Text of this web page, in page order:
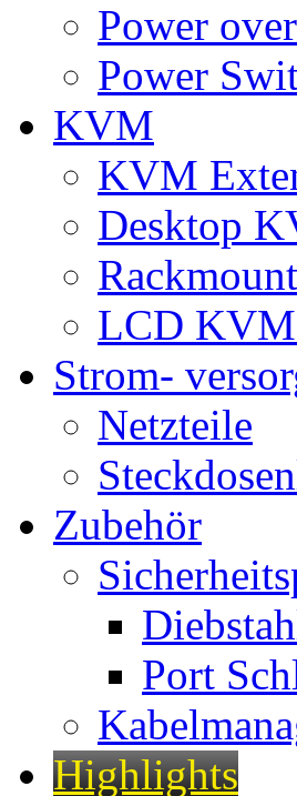
Power
Power
KVM
KVM
Desktop
LCD
Strom-
Netzteile
Zubehör
Port
Highlights